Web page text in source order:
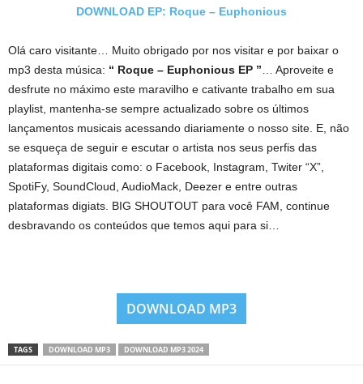
DOWNLOAD EP: Roque – Euphonious
Olá caro visitante… Muito obrigado por nos visitar e por baixar o
mp3 desta música: “ Roque – Euphonious EP ” … Aproveite e
desfrute no máximo este maravilho e cativante trabalho em sua
playlist, mantenha-se sempre actualizado sobre os últimos
lançamentos musicais acessando diariamente o nosso site. E, não
se esqueça de seguir e escutar o artista nos seus perfis das
plataformas digitais como: o Facebook, Instagram, Twiter “X”,
SpotiFy, SoundCloud, AudioMack, Deezer e entre outras
plataformas digiats. BIG SHOUTOUT para você FAM, continue
desbravando os conteúdos que temos aqui para si…
DOWNLOAD MP3
TAGS DOWNLOAD MP3 DOWNLOAD MP3 2024